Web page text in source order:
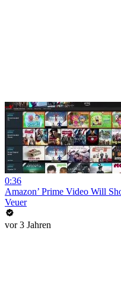
0:36
Amazon’ Prime Video Will
Veuer
vor 3 Jahren